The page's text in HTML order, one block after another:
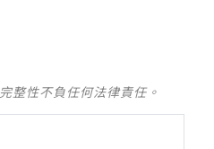
整性不負任何法律責任。